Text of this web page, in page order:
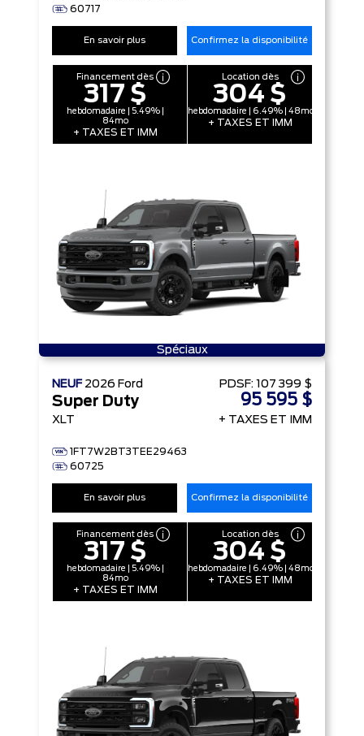
60717
En savoir plus Confirmez la disponibilité
Financement dès
317 $
hebdomadaire | 5.49% |
84mo
+ TAXES ET IMM
Location dès
304 $
hebdomadaire | 6.49% | 48mo
+ TAXES ET IMM
Spéciaux
NEUF 2026 Ford
Super Duty
XLT
1FT7W2BT3TEE29463
60725
PDSF: 107 399 $
95 595 $
+ TAXES ET IMM
En savoir plus Confirmez la disponibilité
Financement dès
317 $
hebdomadaire | 5.49% |
84mo
+ TAXES ET IMM
Location dès
304 $
hebdomadaire | 6.49% | 48mo
+ TAXES ET IMM